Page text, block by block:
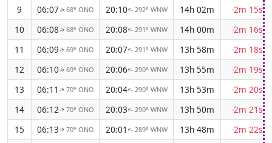
9
06:07↑ 68° ONO 20:10↑ 292° WNW 14h 02m
-2m 15s
10
06:08↑ 68° ONO 20:08↑ 291° WNW 14h 00m
-2m 16s
11
06:09↑ 69° ONO 20:07↑ 291° WNW 13h 58m
-2m 18s
12
06:10↑ 69° ONO 20:06↑ 290° WNW 13h 55m
-2m 19s
13
06:11 ↑ 70° ONO 20:04↑ 290° WNW 13h 53m
-2m 20s
14
06:12↑ 70° ONO 20:03↑ 290° WNW 13h 50m
-2m 21s
15
06:13↑ 70° ONO 20:01 ↑ 289° WNW 13h 48m
-2m 22s